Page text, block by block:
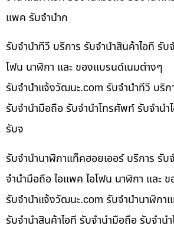
แพค รับจำนำก
รับจำนำทีวี บริการ รับจำนำสินค้าไอที รั
โฟน นาฬิกา และ ของแบรนด์เนมต่างๆ
รับจํานําแจ้งวัฒนะ.com รับจำนำทีวี บริก
รับจำนำมือถือ รับจำนำโทรศัพท์ รับจำน
รับจ
รับจำนำนาฬิกาแท็คฮอยเออร์ บริการ รับ
จำนำมือถือ ไอแพค ไอโฟน นาฬิกา และ
รับจํานําแจ้งวัฒนะ.com รับจำนำนาฬิกา
รับจำนำสินค้าไอที รับจำนำมือถือ รับจำน